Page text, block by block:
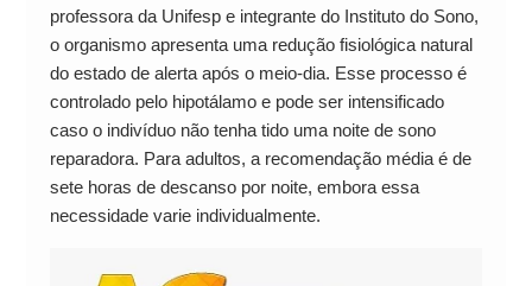
professora da Unifesp e integrante do Instituto do Sono,
o organismo apresenta uma redução fisiológica natural
do estado de alerta após o meio-dia. Esse processo é
controlado pelo hipotálamo e pode ser intensificado
caso o indivíduo não tenha tido uma noite de sono
reparadora. Para adultos, a recomendação média é de
sete horas de descanso por noite, embora essa
necessidade varie individualmente.